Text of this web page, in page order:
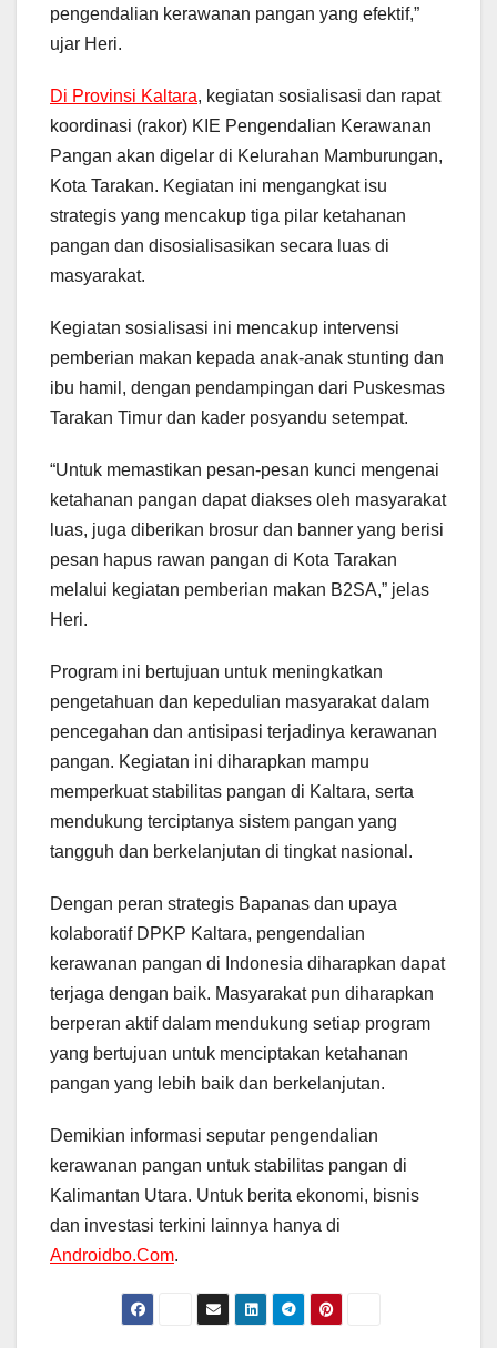
pengendalian kerawanan pangan yang efektif,”
ujar Heri.
Di Provinsi Kaltara, kegiatan sosialisasi dan rapat
koordinasi (rakor) KIE Pengendalian Kerawanan
Pangan akan digelar di Kelurahan Mamburungan,
Kota Tarakan. Kegiatan ini mengangkat isu
strategis yang mencakup tiga pilar ketahanan
pangan dan disosialisasikan secara luas di
masyarakat.
Kegiatan sosialisasi ini mencakup intervensi
pemberian makan kepada anak-anak stunting dan
ibu hamil, dengan pendampingan dari Puskesmas
Tarakan Timur dan kader posyandu setempat.
“Untuk memastikan pesan-pesan kunci mengenai
ketahanan pangan dapat diakses oleh masyarakat
luas, juga diberikan brosur dan banner yang berisi
pesan hapus rawan pangan di Kota Tarakan
melalui kegiatan pemberian makan B2SA,” jelas
Heri.
Program ini bertujuan untuk meningkatkan
pengetahuan dan kepedulian masyarakat dalam
pencegahan dan antisipasi terjadinya kerawanan
pangan. Kegiatan ini diharapkan mampu
memperkuat stabilitas pangan di Kaltara, serta
mendukung terciptanya sistem pangan yang
tangguh dan berkelanjutan di tingkat nasional.
Dengan peran strategis Bapanas dan upaya
kolaboratif DPKP Kaltara, pengendalian
kerawanan pangan di Indonesia diharapkan dapat
terjaga dengan baik. Masyarakat pun diharapkan
berperan aktif dalam mendukung setiap program
yang bertujuan untuk menciptakan ketahanan
pangan yang lebih baik dan berkelanjutan.
Demikian informasi seputar pengendalian
kerawanan pangan untuk stabilitas pangan di
Kalimantan Utara. Untuk berita ekonomi, bisnis
dan investasi terkini lainnya hanya di
Androidbo.Com.